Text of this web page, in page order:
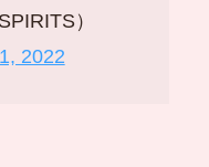
）
2022